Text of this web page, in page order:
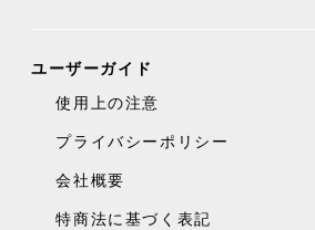
ユーザーガイド
使用上の注意
プライバシーポリシー
会社概要
特商法に基づく表記